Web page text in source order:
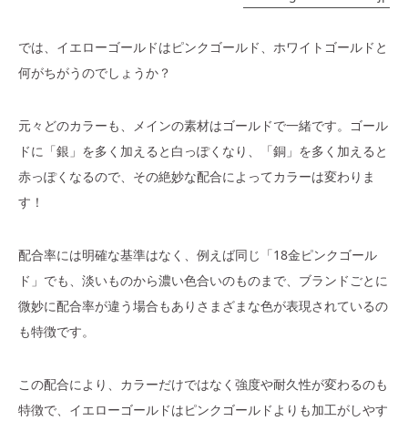
では、イエローゴールドはピンクゴールド、ホワイトゴールドと
何がちがうのでしょうか？
元々どのカラーも、メインの素材はゴールドで一緒です。ゴール
ドに「銀」を多く加えると白っぽくなり、「銅」を多く加えると
赤っぽくなるので、その絶妙な配合によってカラーは変わりま
す！
配合率には明確な基準はなく、例えば同じ「18金ピンクゴール
ド」でも、淡いものから濃い色合いのものまで、ブランドごとに
微妙に配合率が違う場合もありさまざまな色が表現されているの
も特徴です。
この配合により、カラーだけではなく強度や耐久性が変わるのも
特徴で、イエローゴールドはピンクゴールドよりも加工がしやす